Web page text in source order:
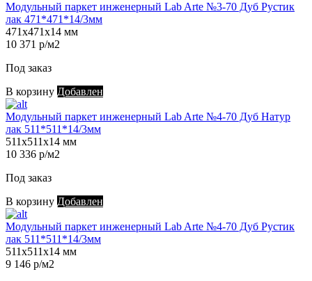
Модульный паркет инженерный Lab Arte №3-70 Дуб Рустик
лак 471*471*14/3мм
471х471х14 мм
10 371 р/м2
Под заказ
В корзину Добавлен
Модульный паркет инженерный Lab Arte №4-70 Дуб Натур
лак 511*511*14/3мм
511х511х14 мм
10 336 р/м2
Под заказ
В корзину Добавлен
Модульный паркет инженерный Lab Arte №4-70 Дуб Рустик
лак 511*511*14/3мм
511х511х14 мм
9 146 р/м2